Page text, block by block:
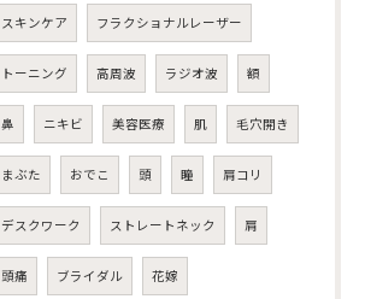
スキンケア フラクショナルレーザー
トーニング 高周波 ラジオ波 額
鼻 ニキビ 美容医療 肌 毛穴開き
まぶた おでこ 頭 瞳 肩コリ
デスクワーク ストレートネック 肩
頭痛 ブライダル 花嫁